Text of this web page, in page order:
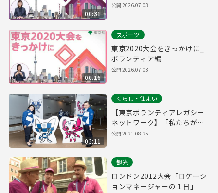
00:31
公開2026.07.03
00:16
スポーツ
東京2020大会をきっかけに_
ボランティア編
公開2026.07.03
03:11
くらし・住まい
【東京ボランティアレガシー
ネットワーク】「私たちがつ
くる東京2020大会」 シティキ
公開2021.08.25
観光
ロンドン2012大会「ロケーシ
ョンマネージャーの１日」